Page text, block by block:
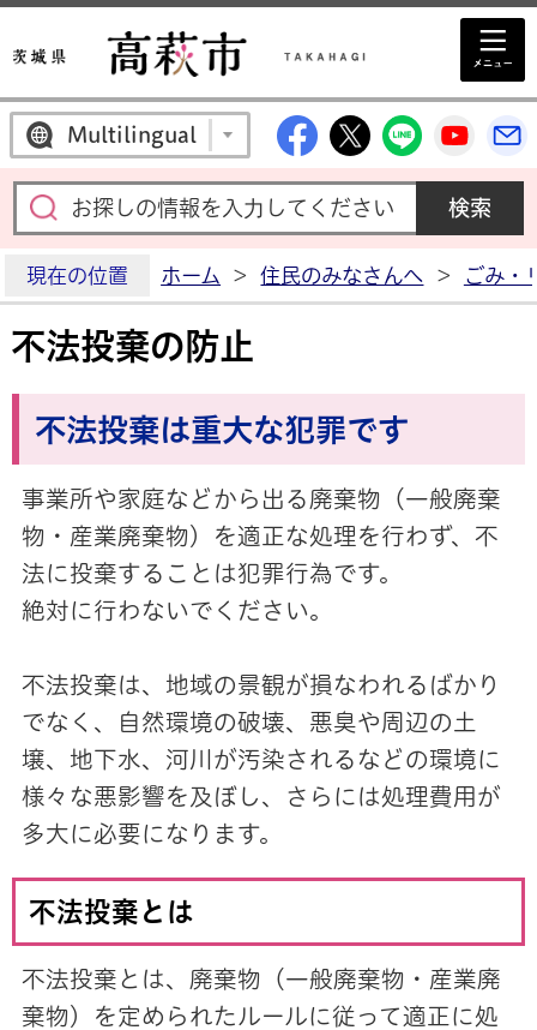
Multilingual 高萩市公式
高萩市公式X
高萩市
高
現在の位置 ホーム > 住民のみなさんへ > ごみ・
不法投棄の防止
不法投棄は重大な犯罪です
事業所や家庭などから出る廃棄物（一般廃棄
物・産業廃棄物）を適正な処理を行わず、不
法に投棄することは犯罪行為です。
絶対に行わないでください。
不法投棄は、地域の景観が損なわれるばかり
でなく、自然環境の破壊、悪臭や周辺の土
壌、地下水、河川が汚染されるなどの環境に
様々な悪影響を及ぼし、さらには処理費用が
多大に必要になります。
不法投棄とは
不法投棄とは、廃棄物（一般廃棄物・産業廃
棄物）を定められたルールに従って適正に処